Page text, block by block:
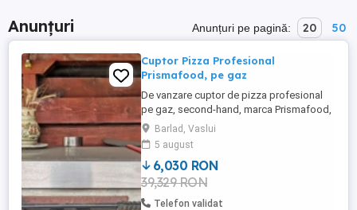
Anunțuri Anunțuri pe pagină: 20 50
Cuptor Pizza Profesional
Prismafood, pe gaz
De vanzare cuptor de pizza profesional
pe gaz, second-hand, marca Prismafood,
modelul GAS 4 PF Metano. Fabricat in
Italia. Capacitate coacere: 4 pizza de 30
cm. Temperatura maxima 450 grade C.
Vatra din piatra refractara. An fabricatie
2014. A fost folosit 6 ani. Pret: 1150 euro
Locatie: Barlad, jud ...
Barlad, Vaslui
5 august
6,030 RON
39,329 RON
Telefon validat